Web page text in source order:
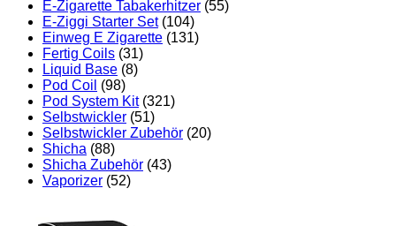
E-Zigarette Tabakerhitzer (55)
E-Ziggi Starter Set (104)
Einweg E Zigarette (131)
Fertig Coils (31)
Liquid Base (8)
Pod Coil (98)
Pod System Kit (321)
Selbstwickler (51)
Selbstwickler Zubehör (20)
Shicha (88)
Shicha Zubehör (43)
Vaporizer (52)